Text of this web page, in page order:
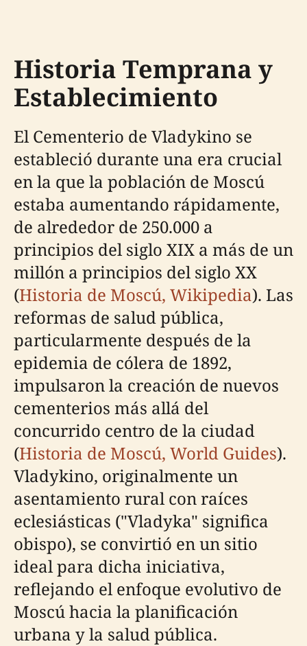
Historia Temprana y
Establecimiento
El Cementerio de Vladykino se
estableció durante una era crucial
en la que la población de Moscú
estaba aumentando rápidamente,
de alrededor de 250.000 a
principios del siglo XIX a más de un
millón a principios del siglo XX
(Historia de Moscú, Wikipedia). Las
reformas de salud pública,
particularmente después de la
epidemia de cólera de 1892,
impulsaron la creación de nuevos
cementerios más allá del
concurrido centro de la ciudad
(Historia de Moscú, World Guides).
Vladykino, originalmente un
asentamiento rural con raíces
eclesiásticas ("Vladyka" significa
obispo), se convirtió en un sitio
ideal para dicha iniciativa,
reflejando el enfoque evolutivo de
Moscú hacia la planificación
urbana y la salud pública.